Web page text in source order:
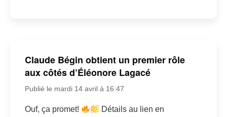
Claude Bégin obtient un premier rôle
aux côtés d’Éléonore Lagacé
Publié le mardi 14 avril à 16:47
Ouf, ça promet!
Détails au lien en